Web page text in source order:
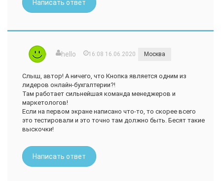
Написать ответ
hello 16:08 16.06.2020 Москва
Слыш, автор! А ничего, что Кнопка является одним из
лидеров онлайн-бухгалтерии?!
Там работает сильнейшая команда менеджеров и
маркетологов!
Если на первом экране написано что-то, то скорее всего
это тестировали и это точно там должно быть. Бесят такие
выскочки!
Написать ответ